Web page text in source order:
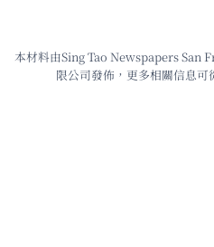
本材料由Sing Tao Newspapers San
限公司發佈，更多相關信息可